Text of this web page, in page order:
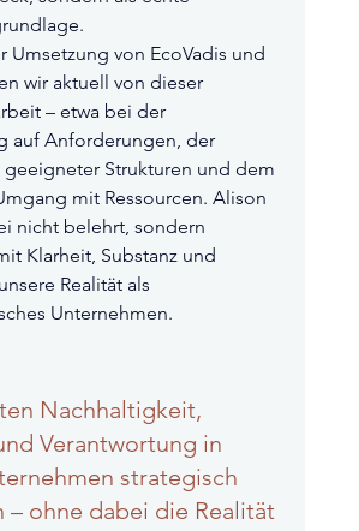
Umsetzung von EcoVadis und
wir aktuell von dieser
– etwa bei der
auf Anforderungen, der
geeigneter Strukturen und dem
mit Ressourcen. Alison
nicht belehrt, sondern
Klarheit, Substanz und
Realität als
Unternehmen.
Nachhaltigkeit,
Verantwortung in
strategisch
– ohne dabei die Realität